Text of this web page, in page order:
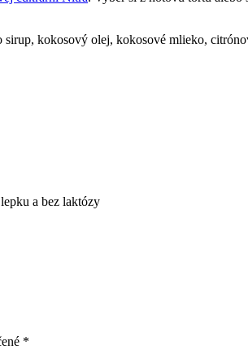
kokosový olej, kokosové mlieko,
a bez laktózy
*